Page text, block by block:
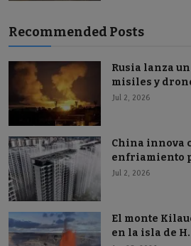
Recommended Posts
Rusia lanza
misiles y
Jul 2, 2026
China innova
enfriamiento
Jul 2, 2026
El monte
en la isla de